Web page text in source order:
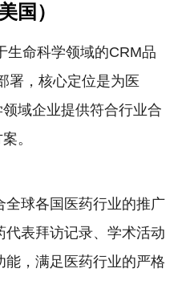
国）
生命科学领域的CRM品
署，核心定位是为医
域企业提供符合行业合
。
全球各国医药行业的推广
代表拜访记录、学术活动
能，满足医药行业的严格